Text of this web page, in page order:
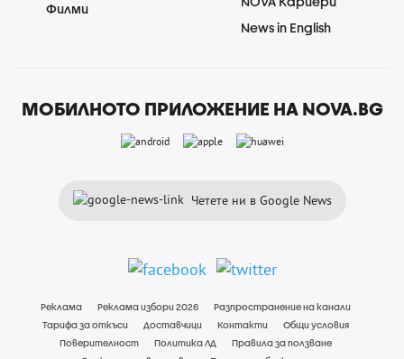
Филми
News in English
МОБИЛНОТО ПРИЛОЖЕНИЕ НА NOVA.BG
Четете ни в Google News
Реклама Реклама избори 2026
Разпространение на канали
Тарифа за откъси
Доставчици Контакти
Общи условия
Поверителност
Политика ЛД
Правила за ползване